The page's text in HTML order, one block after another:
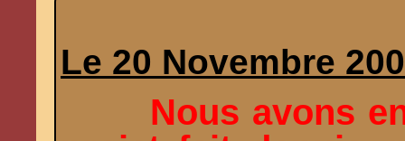
Le 20 Novembre
Nous avons